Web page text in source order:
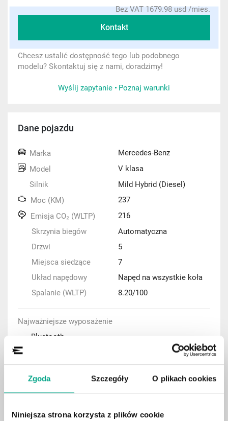
Zgoda Szczegóły O plikach cookies
Niniejsza strona korzysta z plików cookie
Bez VAT 1679.98 usd /mies.
Kontakt
Chcesz ustalić dostępność tego lub podobnego
modelu? Skontaktuj się z nami, doradzimy!
Wyślij zapytanie • Poznaj warunki
Dane pojazdu
Marka
Mercedes-Benz
Model
V klasa
Silnik
Mild Hybrid (Diesel)
Moc (KM)
237
Emisja CO₂ (WLTP)
216
Skrzynia biegów
Automatyczna
Drzwi
5
Miejsca siedzące
7
Układ napędowy
Napęd na wszystkie koła
Spalanie (WLTP)
8.20/100
Najważniejsze wyposażenie
Bluetooth
Czujniki parkowania
Tempomat adaptacyjny (ACC)
Kamera cofania